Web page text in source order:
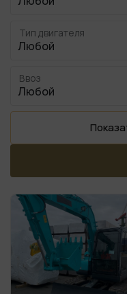
Тип двигателя
Ввоз